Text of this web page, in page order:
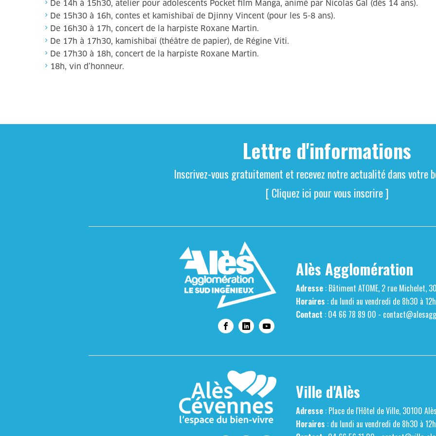
De 14h à 15h30, atelier pour adolescents Pocket film Manga, animé par Nicolas Gal (dès 14 ans).
De 15h30 à 16h, contes et kamishibaï de Djinny Vincent (pour les 5-8 ans).
De 16h30 à 17h, concert de la harpiste Roxane Martin.
De 17h à 17h30, kamishibaï (théâtre de papier), de Régine Viti.
De 17h30 à 18h, concert de la harpiste Roxane Martin.
18h, vin d’honneur.
Lettre d'informations
Inscrivez-vous gratuitement et recevez notre actualité dans votre
[ Cliquez ici pour vous inscrire ]
Alès Agglomération
Adresse: Bâtiment ATOME, 2 rue Michelet,
Horaires : du lundi au vendredi de 8h30 à
Contact : 04 66 78 89 00 -
Ville d'Alès
Adresse: Place de l'Hôtel de Ville, 30100 Alès
Horaires : du lundi au vendredi de 8h30 à